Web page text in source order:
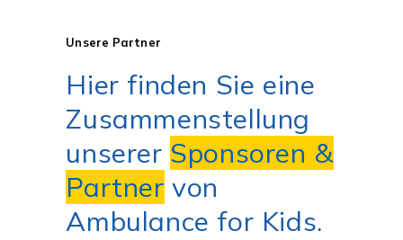
Unsere Partner
Hier finden Sie eine
Zusammenstellung
unserer Sponsoren &
Partner von
Ambulance for Kids.